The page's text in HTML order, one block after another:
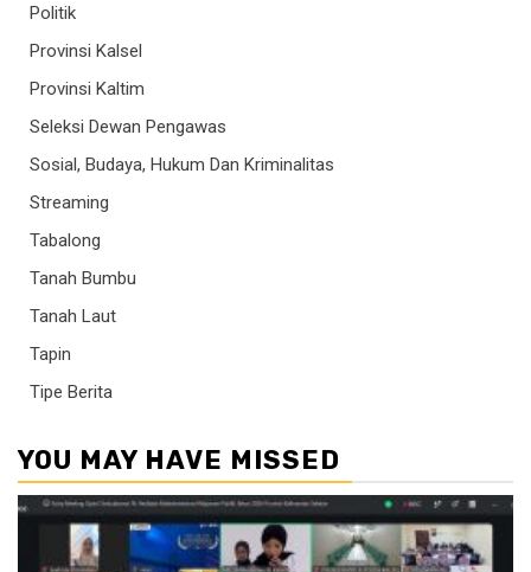
Politik
Provinsi Kalsel
Provinsi Kaltim
Seleksi Dewan Pengawas
Sosial, Budaya, Hukum Dan Kriminalitas
Streaming
Tabalong
Tanah Bumbu
Tanah Laut
Tapin
Tipe Berita
YOU MAY HAVE MISSED